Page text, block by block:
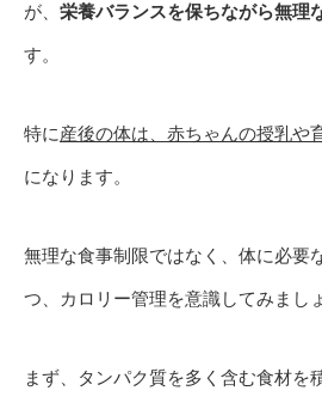
が、 栄養バランスを保ちながら無理
す。
特に産後の体は、赤ちゃんの授乳や
になります。
無理な食事制限ではなく、体に必要
つ、カロリー管理を意識してみまし
まず、タンパク質を多く含む食材を